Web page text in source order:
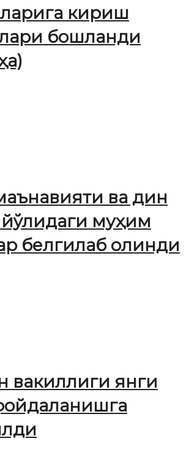
кириш
бошланди
ва дин
муҳим
белгилаб олинди
вакиллиги янги